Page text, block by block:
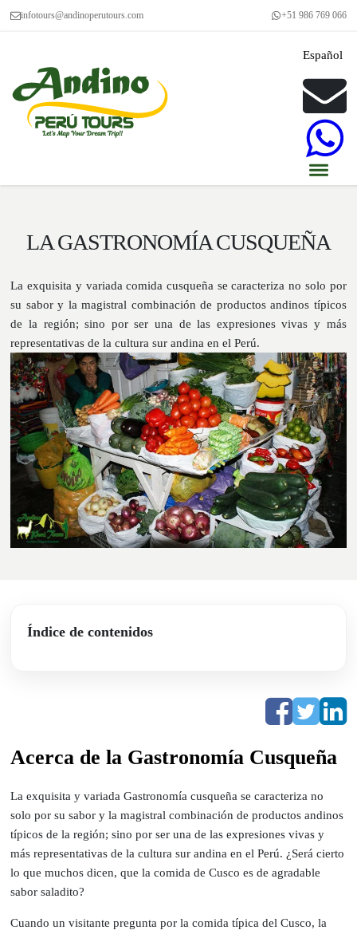
infotours@andinoperutours.com +51 986 769 066
Español
LA GASTRONOMÍA CUSQUEÑA
La exquisita y variada comida cusqueña se caracteriza no solo por
su sabor y la magistral combinación de productos andinos típicos
de la región; sino por ser una de las expresiones vivas y más
representativas de la cultura sur andina en el Perú.
Índice de contenidos
Acerca de la Gastronomía Cusqueña
La exquisita y variada Gastronomía cusqueña se caracteriza no
solo por su sabor y la magistral combinación de productos andinos
típicos de la región; sino por ser una de las expresiones vivas y
más representativas de la cultura sur andina en el Perú. ¿Será cierto
lo que muchos dicen, que la comida de Cusco es de agradable
sabor saladito?
Cuando un visitante pregunta por la comida típica del Cusco, la